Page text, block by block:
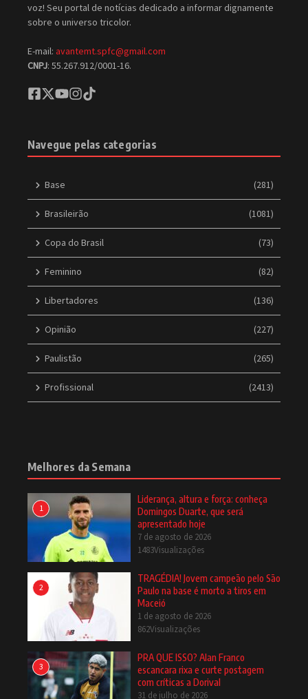
voz! Seu portal de notícias dedicado a informar dignamente
sobre o universo tricolor.
E-mail: avantemt.spfc@gmail.com
CNPJ: 55.267.912/0001-16.
Navegue pelas categorias
Base (281)
Brasileirão (1081)
Copa do Brasil (73)
Feminino (82)
Libertadores (136)
Opinião (227)
Paulistão (265)
Profissional (2413)
Melhores da Semana
1
Liderança, altura e força: conheça
Domingos Duarte, que será
apresentado hoje
7 de agosto de 2026
1483Visualizações
2
TRAGÉDIA! Jovem campeão pelo São
Paulo na base é morto a tiros em
Maceió
1 de agosto de 2026
862Visualizações
3
PRA QUE ISSO? Alan Franco
escancara rixa e curte postagem
com críticas a Dorival
31 de julho de 2026